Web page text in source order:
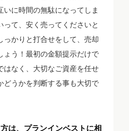
いに時間の無駄になってしま
って、安く売ってくださいと
っかりと打合せをして、売却
ょう！最初の金額提示だけで
はなく、大切なご資産を任せ
どうかを判断する事も大切で
は、プランインベストに相